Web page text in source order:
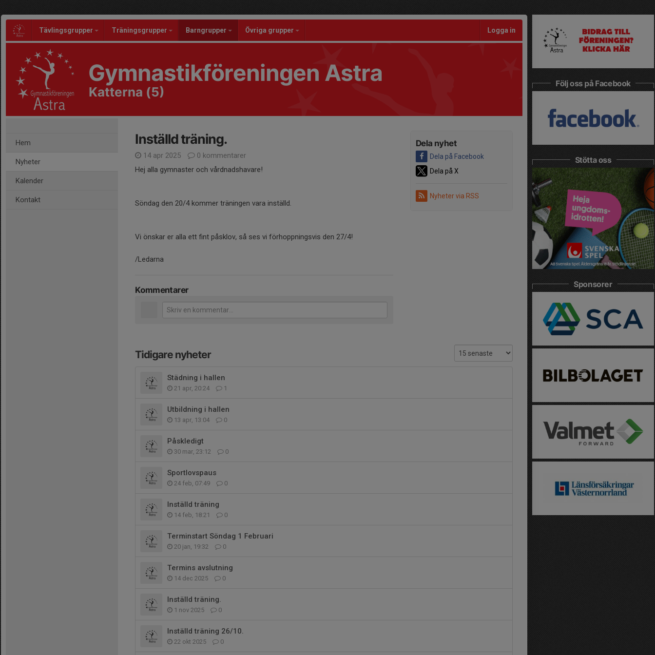
Tävlingsgrupper Träningsgrupper Barngrupper Övriga grupper Logga in
Gymnastikföreningen Astra
Katterna (5)
Hem
Nyheter
Kalender
Kontakt
Dela nyhet
Dela på Facebook
Dela på X
Nyheter via RSS
Inställd träning.
14 apr 2025
0 kommentarer
Hej alla gymnaster och vårdnadshavare!
Söndag den 20/4 kommer träningen vara inställd.
Vi önskar er alla ett fint påsklov, så ses vi förhoppningsvis den 27/4!
/Ledarna
Kommentarer
Tidigare nyheter
Städning i hallen
21 apr, 20:24 1
Utbildning i hallen
13 apr, 13:04 0
Påskledigt
30 mar, 23:12 0
Sportlovspaus
24 feb, 07:49 0
Inställd träning
14 feb, 18:21 0
Terminstart Söndag 1 Februari
20 jan, 19:32 0
Termins avslutning
14 dec 2025 0
Inställd träning.
1 nov 2025 0
Inställd träning 26/10.
22 okt 2025 0
Följ oss på Facebook
Stötta oss
Sponsorer